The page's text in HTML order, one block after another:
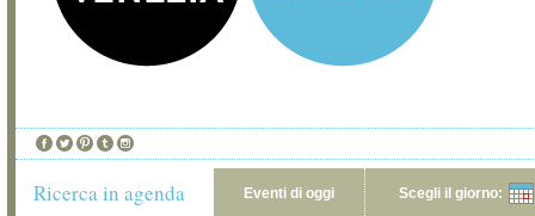
Ricerca in agenda Eventi di oggi Scegli il giorno: